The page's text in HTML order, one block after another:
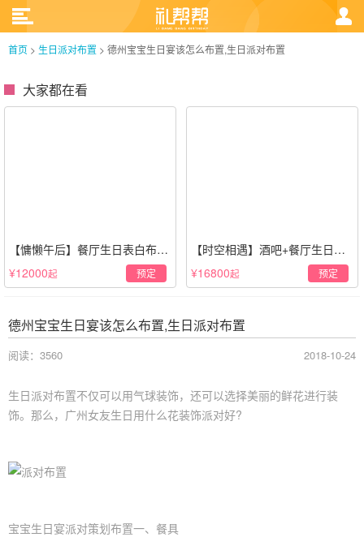
首页 > 生日派对布置 > 德州宝宝生日宴该怎么布置,生日派对布置
大家都在看
【慵懒午后】餐厅生日表白布置
场景·轻奢白色系
¥12000起 预定
【时空相遇】酒吧+餐厅生日惊
喜策划·高级感蓝色系
¥16800起 预定
德州宝宝生日宴该怎么布置,生日派对布置
阅读：3560 2018-10-24
生日派对布置不仅可以用气球装饰，还可以选择美丽的鲜花进行装
饰。那么，广州女友生日用什么花装饰派对好?
宝宝生日宴派对策划布置一、餐具